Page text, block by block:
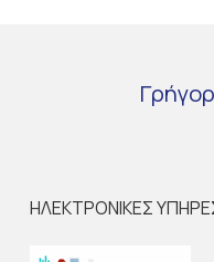
ΗΛΕΚΤΡΟΝΙΚΕΣ